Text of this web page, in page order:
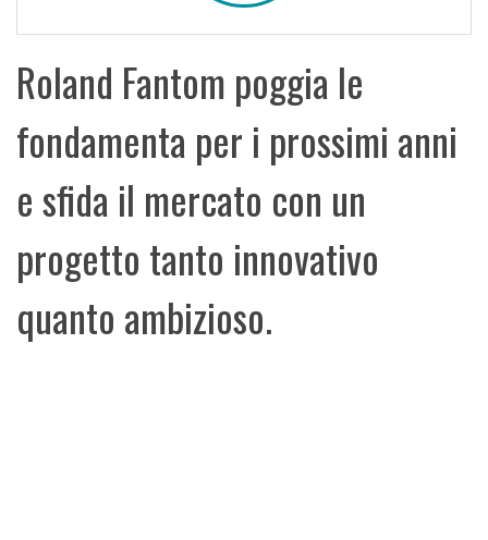
Roland Fantom poggia le
fondamenta per i prossimi anni
e sfida il mercato con un
progetto tanto innovativo
quanto ambizioso.